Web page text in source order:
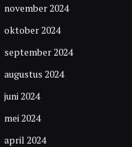
november 2024
oktober 2024
september 2024
augustus 2024
juni 2024
mei 2024
april 2024